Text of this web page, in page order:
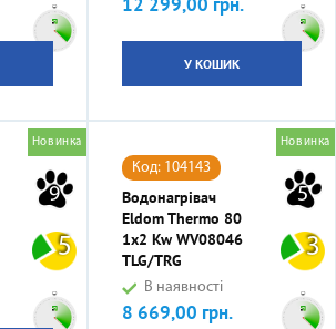
Ціна
У КОШИК
Новинка
9
5
Новинка
5
3
Код: 104143
Водонагрівач
Eldom Thermo 80
1x2 Kw WV08046
TLG/TRG
В наявності
Ціна
8 669,00 грн.